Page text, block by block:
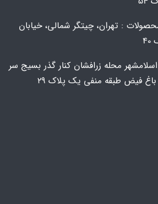
: تهران، چیتگر شمالی، خیابان
محله زرافشان کنار گذر بسیج سر
فیض طبقه منفی یک پلاک ۲۹